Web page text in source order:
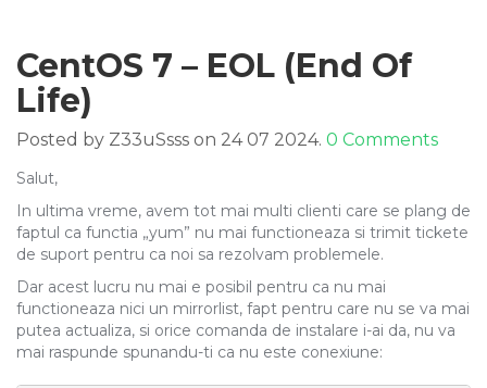
CentOS 7 – EOL (End Of
Life)
Posted by Z33uSsss on 24 07 2024. 0 Comments
Salut,
In ultima vreme, avem tot mai multi clienti care se plang de
faptul ca functia „yum” nu mai functioneaza si trimit tickete
de suport pentru ca noi sa rezolvam problemele.
Dar acest lucru nu mai e posibil pentru ca nu mai
functioneaza nici un mirrorlist, fapt pentru care nu se va mai
putea actualiza, si orice comanda de instalare i-ai da, nu va
mai raspunde spunandu-ti ca nu este conexiune: